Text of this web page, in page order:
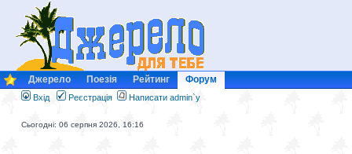
Джерело Поезія Рейтинг Форум
Вхід Реєстрація Написати admin`у
Сьогодні: 06 серпня 2026, 16:16